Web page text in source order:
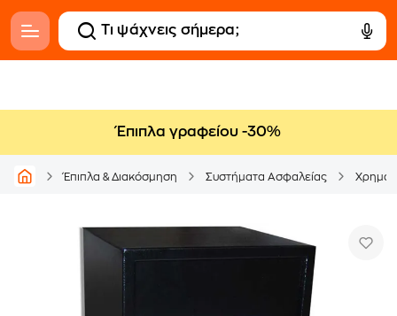
Έπιπλα γραφείου -30%
Έπιπλα & Διακόσμηση Συστήματα Ασφαλείας